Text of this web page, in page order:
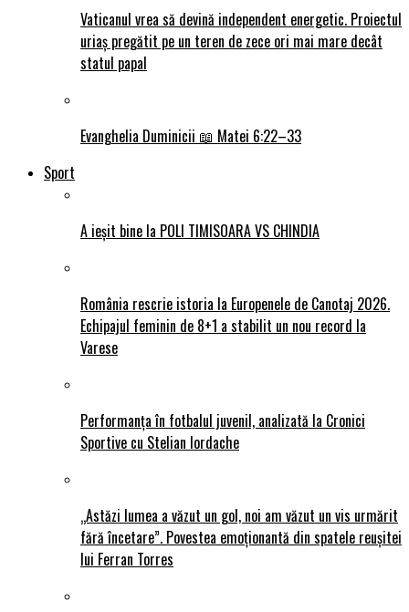
Vaticanul vrea să devină independent energetic. Proiectul
uriaș pregătit pe un teren de zece ori mai mare decât
statul papal
Evanghelia Duminicii 📖 Matei 6:22–33
Sport
A ieșit bine la POLI TIMISOARA VS CHINDIA
România rescrie istoria la Europenele de Canotaj 2026.
Echipajul feminin de 8+1 a stabilit un nou record la
Varese
Performanța în fotbalul juvenil, analizată la Cronici
Sportive cu Stelian Iordache
„Astăzi lumea a văzut un gol, noi am văzut un vis urmărit
fără încetare”. Povestea emoționantă din spatele reușitei
lui Ferran Torres